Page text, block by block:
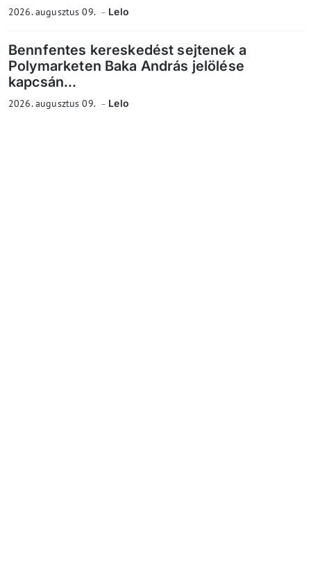
2026. augusztus 09. Lelo
Bennfentes kereskedést sejtenek a
Polymarketen Baka András jelölése
kapcsán...
2026. augusztus 09. Lelo